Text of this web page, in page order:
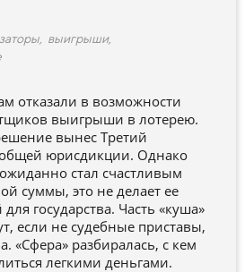
выигрыши,
отказали в возможности
выигрыши в лотерею.
вынес Третий
юрисдикции. Однако
стал счастливым
суммы, это не делает ее
государства. Часть «куша»
если не судебные приставы,
«Сфера» разбиралась, с кем
легкими деньгами.